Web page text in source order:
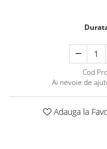
Cod
Ai nevoie de
Adauga la